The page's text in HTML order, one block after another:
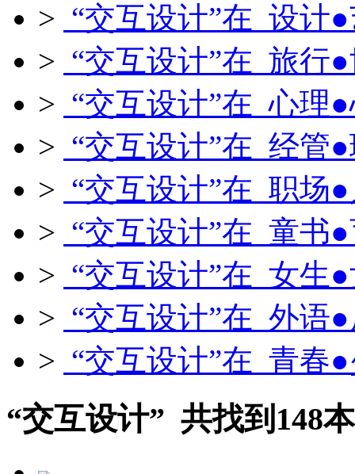
> “交互设计”在 设计
> “交互设计”在 旅行
> “交互设计”在 心理
> “交互设计”在 经管
> “交互设计”在 职场
> “交互设计”在 童书
> “交互设计”在 女生
> “交互设计”在 外语
> “交互设计”在 青春
“交互设计” 共找到148